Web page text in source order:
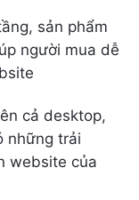
sản phẩm
người mua dễ
cả desktop,
những trải
website của